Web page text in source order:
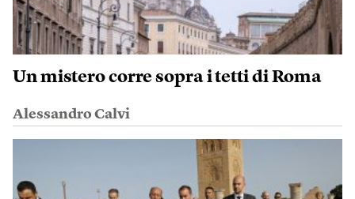
Un mistero corre sopra i tetti di Roma
Alessandro Calvi